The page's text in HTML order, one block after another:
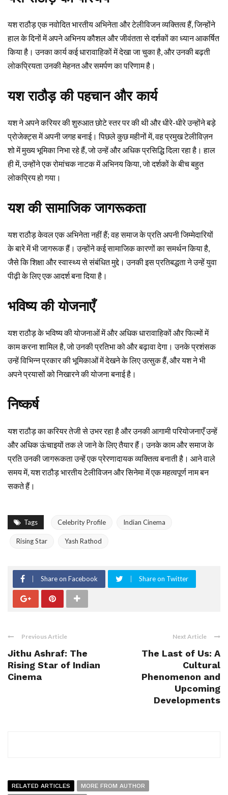
यश राठौड़ एक नवोदित भारतीय अभिनेता और टेलीविजन व्यक्तित्व हैं, जिन्होंने
हाल के दिनों में अपने अभिनय कौशल और जीवंतता से दर्शकों का ध्यान आकर्षित
किया है। उनका कार्य कई धारावाहिकों में देखा जा चुका है, और उनकी बढ़ती
लोकप्रियता उनकी मेहनत और समर्पण का परिणाम है।
यश राठौड़ की पहचान और कार्य
यश ने अपने करियर की शुरुआत छोटे स्तर पर की थी और धीरे-धीरे उन्होंने बड़े
प्रोजेक्ट्स में अपनी जगह बनाई। पिछले कुछ महीनों में, वह प्रमुख टेलीविज़न
शो में मुख्य भूमिका निभा रहे हैं, जो उन्हें और अधिक प्रसिद्धि दिला रहा है। हाल
ही में, उन्होंने एक रोमांचक नाटक में अभिनय किया, जो दर्शकों के बीच बहुत
लोकप्रिय हो गया।
यश की सामाजिक जागरूकता
यश राठौड़ केवल एक अभिनेता नहीं हैं; वह समाज के प्रति अपनी जिम्मेदारियों
के बारे में भी जागरूक हैं। उन्होंने कई सामाजिक कारणों का समर्थन किया है,
जैसे कि शिक्षा और स्वास्थ्य से संबंधित मुद्दे। उनकी इस प्रतिबद्धता ने उन्हें युवा
पीढ़ी के लिए एक आदर्श बना दिया है।
भविष्य की योजनाएँ
यश राठौड़ के भविष्य की योजनाओं में और अधिक धारावाहिकों और फिल्मों में
काम करना शामिल है, जो उनकी प्रतिभा को और बढ़ावा देगा। उनके प्रशंसक
उन्हें विभिन्न प्रकार की भूमिकाओं में देखने के लिए उत्सुक हैं, और यश ने भी
अपने प्रयासों को निखारने की योजना बनाई है।
निष्कर्ष
यश राठौड़ का करियर तेजी से उभर रहा है और उनकी आगामी परियोजनाएँ उन्हें
और अधिक ऊंचाइयों तक ले जाने के लिए तैयार हैं। उनके काम और समाज के
प्रति उनकी जागरूकता उन्हें एक प्रेरणादायक व्यक्तित्व बनाती है। आने वाले
समय में, यश राठौड़ भारतीय टेलीविजन और सिनेमा में एक महत्वपूर्ण नाम बन
सकते हैं।
Tags Celebrity Profile Indian Cinema
Rising Star Yash Rathod
Share on Facebook Share on Twitter
Previous Article
Jithu Ashraf: The
Rising Star of Indian
Cinema
Next Article
The Last of Us: A
Cultural
Phenomenon and
Upcoming
Developments
RELATED ARTICLES MORE FROM AUTHOR